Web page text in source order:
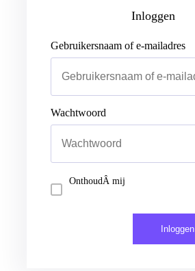
Gebruikersnaam of e-mailadres
Wachtwoord
Inloggen